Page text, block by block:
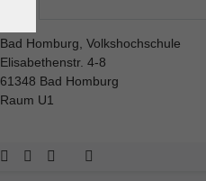
Bad Homburg, Volkshochschule
Elisabethenstr. 4-8
61348 Bad Homburg
Raum U1